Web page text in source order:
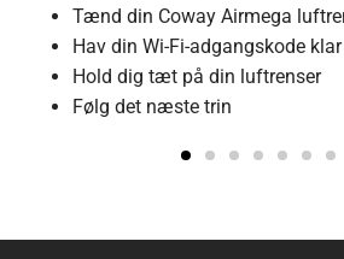
Tænd din Coway Airmega
Hav din Wi-Fi-adgangskode klar
Hold dig tæt på din luftrenser
Følg det næste trin